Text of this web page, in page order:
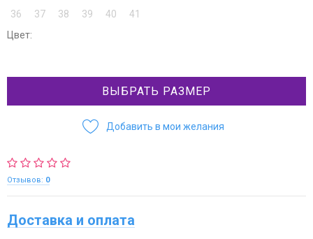
36
37 38 39 40
41
Цвет:
ВЫБРАТЬ РАЗМЕР
Добавить в мои желания
Отзывов: 0
Доставка и оплата